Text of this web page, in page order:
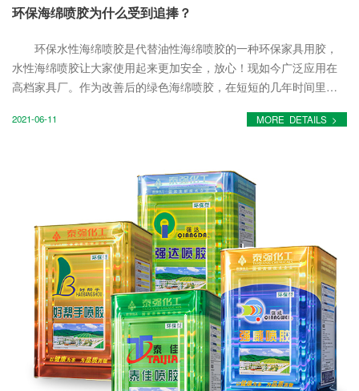
环保海绵喷胶为什么受到追捧？
环保水性海绵喷胶是代替油性海绵喷胶的一种环保家具用胶，
水性海绵喷胶让大家使用起来更加安全，放心！现如今广泛应用在
高档家具厂。作为改善后的绿色海绵喷胶，在短短的几年时间里就
爆的原因有哪些吗？...
MORE DETAILS >
2021-06-11